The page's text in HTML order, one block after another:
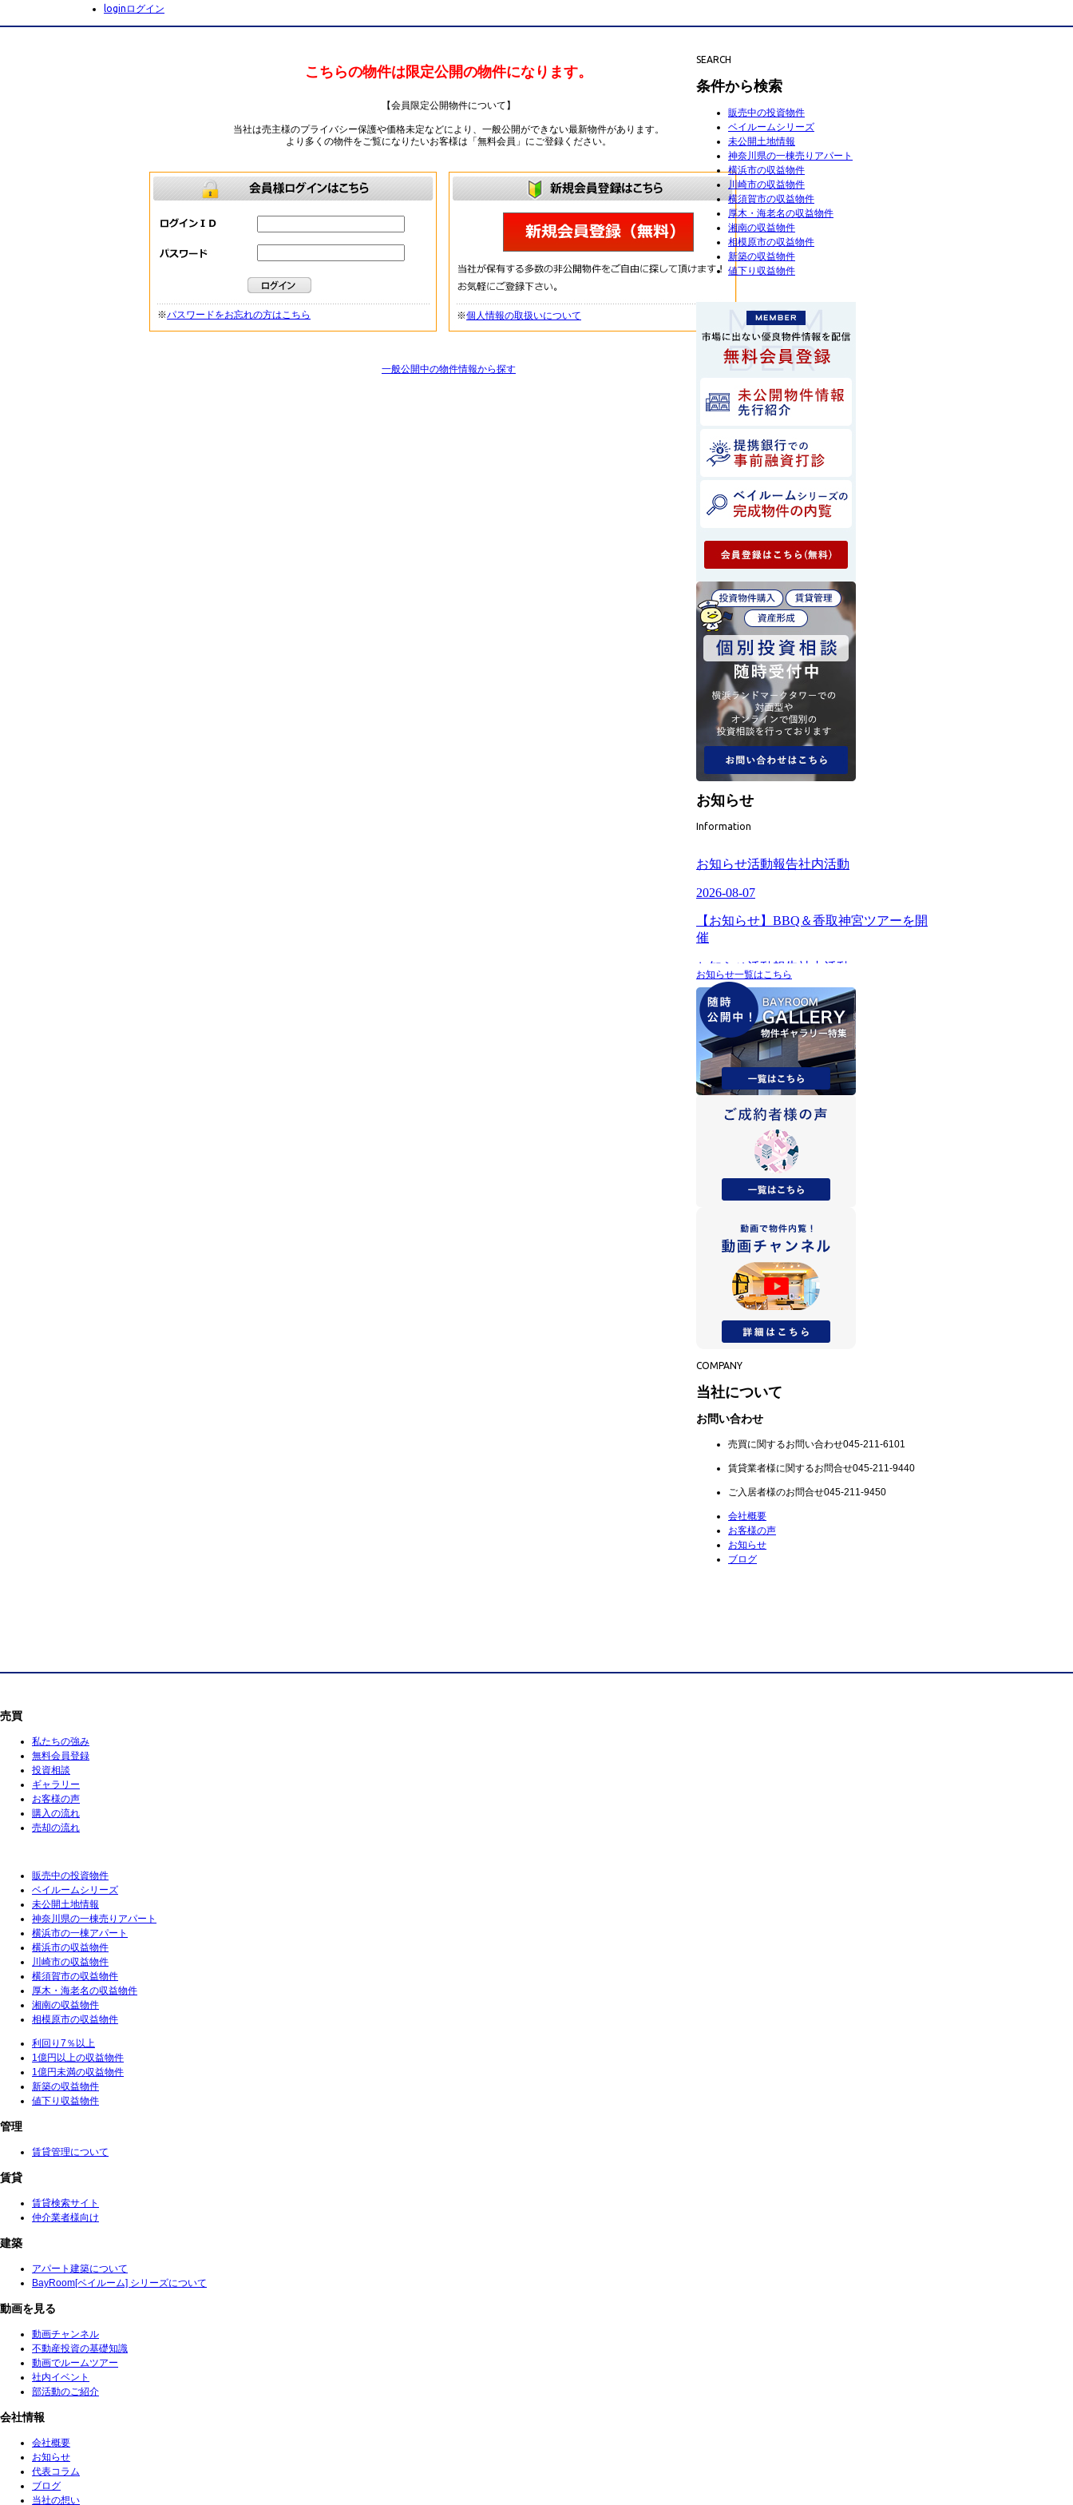
login ログイン
こちらの物件は限定公開の物件になります。
【会員限定公開物件について】
当社は売主様のプライバシー保護や価格未定などにより、一般公開ができない最新物件があります。
より多くの物件をご覧になりたいお客様は「無料会員」にご登録ください。
※パスワードをお忘れの方はこちら ※個人情報の取扱いについて
一般公開中の物件情報から探す
SEARCH
条件から検索
販売中の投資物件
ベイルームシリーズ
未公開土地情報
神奈川県の一棟売りアパート
横浜市の収益物件
川崎市の収益物件
横須賀市の収益物件
厚木・海老名の収益物件
湘南の収益物件
相模原市の収益物件
新築の収益物件
値下り収益物件
お知らせ
Information
お知らせ一覧はこちら
COMPANY
当社について
お問い合わせ
売買に関するお問い合わせ045-211-6101
賃貸業者様に関するお問合せ045-211-9440
ご入居者様のお問合せ045-211-9450
会社概要
お客様の声
お知らせ
ブログ
売買
私たちの強み
無料会員登録
投資相談
ギャラリー
お客様の声
購入の流れ
売却の流れ
販売中の投資物件
ベイルームシリーズ
未公開土地情報
神奈川県の一棟売りアパート
横浜市の一棟アパート
横浜市の収益物件
川崎市の収益物件
横須賀市の収益物件
厚木・海老名の収益物件
湘南の収益物件
相模原市の収益物件
利回り7％以上
1億円以上の収益物件
1億円未満の収益物件
新築の収益物件
値下り収益物件
管理
賃貸管理について
賃貸
賃貸検索サイト
仲介業者様向け
建築
アパート建築について
BayRoom[ベイルーム] シリーズについて
動画を見る
動画チャンネル
不動産投資の基礎知識
動画でルームツアー
社内イベント
部活動のご紹介
会社情報
会社概要
お知らせ
代表コラム
ブログ
当社の想い